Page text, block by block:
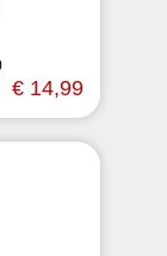
€ 14,99